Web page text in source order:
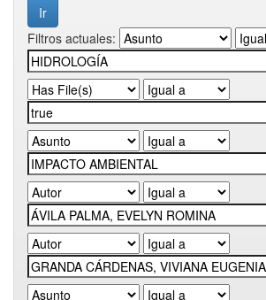
Filtros actuales: